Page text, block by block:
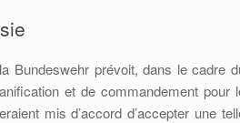
Bundeswehr prévoit, dans le cadre
et de commandement pour
mis d’accord d’accepter une